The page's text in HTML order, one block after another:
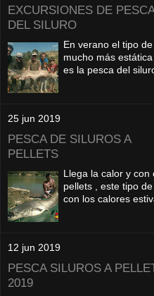
EXCURSIONES DE PESCA
DEL SILURO
En verano el tipo
mucho más
es la pesca del
25 jun 2019
PESCA DE SILUROS A
PELLETS
Llega la calor y
pellets , este tipo
con los calores
12 jun 2019
PESCA SILUROS A
2019